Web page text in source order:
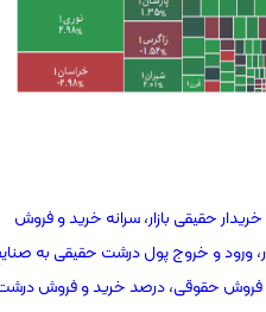
حقیقی بازار،سرانه خرید و فروش
،ورود و خروج پول درشت حقیقی به
فروش حقوقی،درصد خرید و فروش